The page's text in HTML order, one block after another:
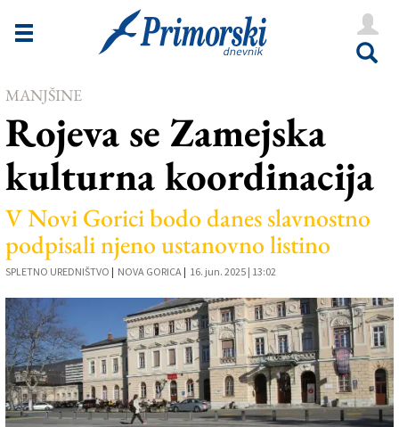
Novice
Goriška
Kultura
Šport
Še
Vreme
Uredništvo
Oglasi
Založnik
MANJŠINE
Rojeva se Zamejska
kulturna koordinacija
V Novi Gorici bodo danes slavnostno
podpisali njeno ustanovno listino
SPLETNO UREDNIŠTVO | NOVA GORICA | 16. jun. 2025 | 13:02